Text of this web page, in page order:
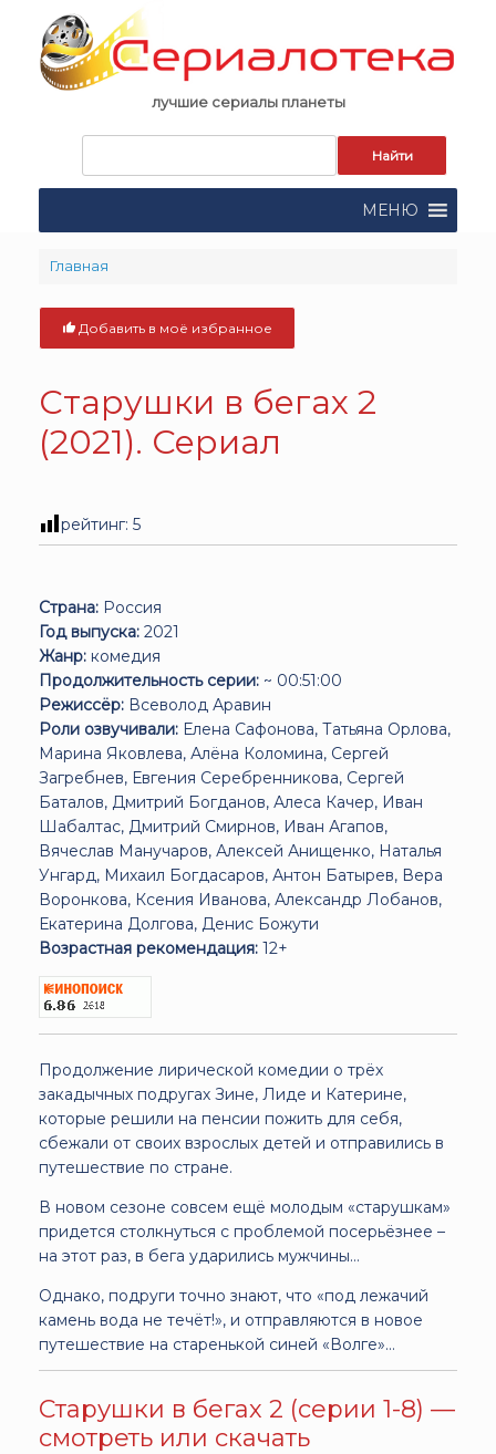
content
лучшие сериалы планеты
поиска:
МЕНЮ
Главная
Добавить в моё избранное
Старушки в бегах 2
(2021). Сериал
рейтинг: 5
Страна: Россия
Год выпуска: 2021
Жанр: комедия
Продолжительность серии: ~ 00:51:00
Режиссёр: Всеволод Аравин
Роли озвучивали: Елена Сафонова, Татьяна Орлова,
Марина Яковлева, Алёна Коломина, Сергей
Загребнев, Евгения Серебренникова, Сергей
Баталов, Дмитрий Богданов, Алеса Качер, Иван
Шабалтас, Дмитрий Смирнов, Иван Агапов,
Вячеслав Манучаров, Алексей Анищенко, Наталья
Унгард, Михаил Богдасаров, Антон Батырев, Вера
Воронкова, Ксения Иванова, Александр Лобанов,
Екатерина Долгова, Денис Божути
Возрастная рекомендация: 12+
Продолжение лирической комедии о трёх
закадычных подругах Зине, Лиде и Катерине,
которые решили на пенсии пожить для себя,
сбежали от своих взрослых детей и отправились в
путешествие по стране.
В новом сезоне совсем ещё молодым «старушкам»
придется столкнуться с проблемой посерьёзнеe –
на этот раз, в бега ударились мужчины…
Однако, подруги точно знают, что «под лежачий
камень вода не течёт!», и отправляются в новое
путешествие на старенькой синей «Волге»…
Старушки в бегах 2 (серии 1-8) —
смотреть или скачать